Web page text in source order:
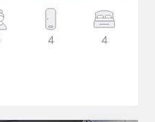
4 4